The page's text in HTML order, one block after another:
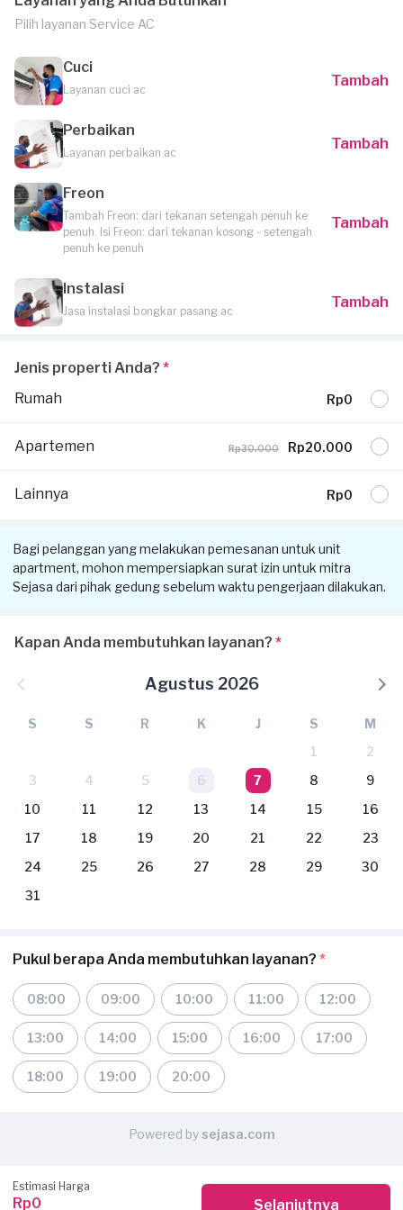
Pilih layanan Service AC
Cuci
Layanan cuci ac
Tambah
Perbaikan
Layanan perbaikan ac
Tambah
Freon
Tambah Freon: dari tekanan setengah penuh ke
penuh. Isi Freon: dari tekanan kosong - setengah
penuh ke penuh
Tambah
Instalasi
Jasa instalasi bongkar pasang ac
Tambah
Jenis properti Anda? *
Rumah
Rp0
Apartemen Rp30.000 Rp20.000
Lainnya Rp0
Bagi pelanggan yang melakukan pemesanan untuk unit
apartment, mohon mempersiapkan surat izin untuk mitra
Sejasa dari pihak gedung sebelum waktu pengerjaan dilakukan.
Kapan Anda membutuhkan layanan? *
Agustus 2026
S S R K J S
M
1
2
3
4 5 6 7 8
9
10
11 12 13 14 15
16
17
18 19 20 21 22
23
24
25 26 27 28 29
30
31
Pukul berapa Anda membutuhkan layanan? *
08:00 09:00 10:00 11:00 12:00
13:00 14:00 15:00 16:00 17:00
18:00 19:00 20:00
Powered bysejasa.com
Estimasi Harga
Rp0 Selanjutnya